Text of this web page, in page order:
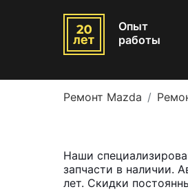
Опыт
работы
Ремонт Mazda
Наши
запчасти в наличии.
лет. Скидки